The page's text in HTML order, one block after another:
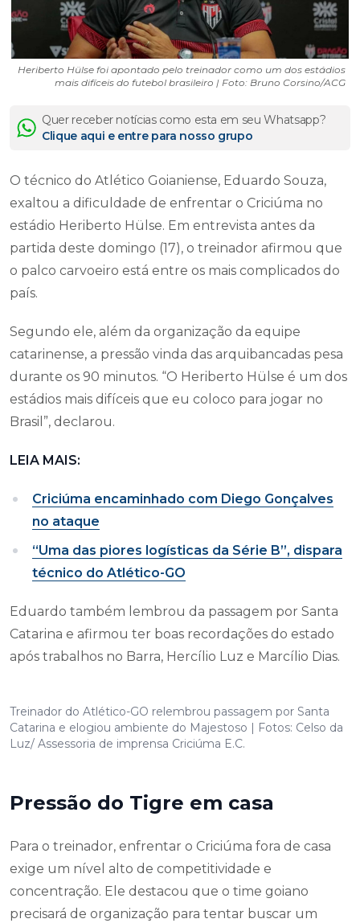
Heriberto Hülse foi apontado pelo treinador como um dos estádios
mais difíceis do futebol brasileiro | Foto: Bruno Corsino/ACG
Quer receber notícias como esta em seu Whatsapp?
Clique aqui e entre para nosso grupo
O técnico do Atlético Goianiense, Eduardo Souza,
exaltou a dificuldade de enfrentar o Criciúma no
estádio Heriberto Hülse. Em entrevista antes da
partida deste domingo (17), o treinador afirmou que
o palco carvoeiro está entre os mais complicados do
país.
Segundo ele, além da organização da equipe
catarinense, a pressão vinda das arquibancadas pesa
durante os 90 minutos. “O Heriberto Hülse é um dos
estádios mais difíceis que eu coloco para jogar no
Brasil”, declarou.
LEIA MAIS:
Criciúma encaminhado com Diego Gonçalves
no ataque
“Uma das piores logísticas da Série B”, dispara
técnico do Atlético-GO
Eduardo também lembrou da passagem por Santa
Catarina e afirmou ter boas recordações do estado
após trabalhos no Barra, Hercílio Luz e Marcílio Dias.
Treinador do Atlético-GO relembrou passagem por Santa
Catarina e elogiou ambiente do Majestoso | Fotos: Celso da
Luz/ Assessoria de imprensa Criciúma E.C.
Pressão do Tigre em casa
Para o treinador, enfrentar o Criciúma fora de casa
exige um nível alto de competitividade e
concentração. Ele destacou que o time goiano
precisará de organização para tentar buscar um